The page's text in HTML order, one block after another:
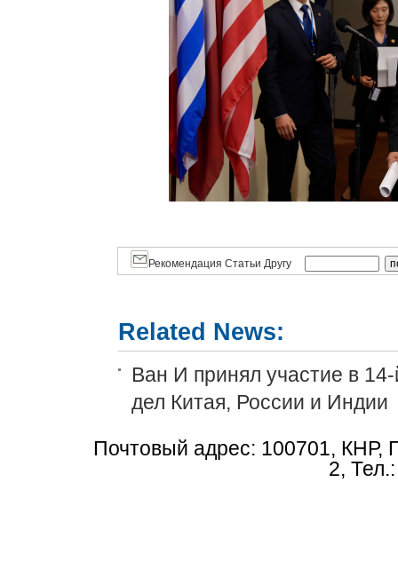
Рекомендация Статьи Другу
Related News:
Ван И принял участие в
дел Китая, России и Индии
Почтовый адрес: 100701, КНР,
2,